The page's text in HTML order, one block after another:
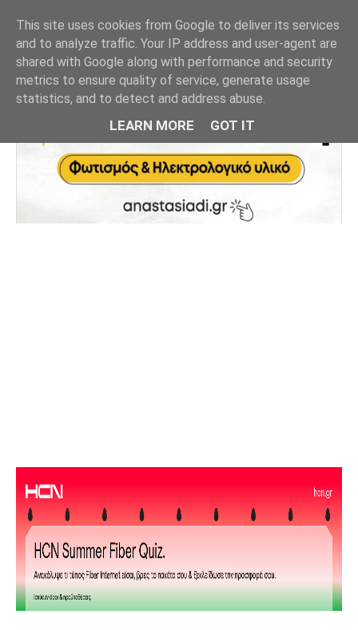
This site uses cookies from Google to deliver its services
and to analyze traffic. Your IP address and user-agent are
shared with Google along with performance and security
metrics to ensure quality of service, generate usage
statistics, and to detect and address abuse.
LEARN MORE GOT IT